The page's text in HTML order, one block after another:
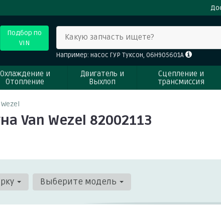
Подбор по
VIN
Какую запчасть ищете?
Например: насос ГУР Туксон, 06H905601A
Охлаждение и
Отопление
Двигатель и
Выхлоп
Сцепление и
трансмиссия
Van Wezel 82002113
Выберите модель